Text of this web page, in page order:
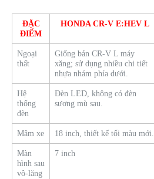
ĐẶC
ĐIỂM
HONDA CR-V E:HEV L
Ngoại
thất
Giống bản CR-V L máy
xăng; sử dụng nhiều chi tiết
nhựa nhám phía dưới.
Hệ
thống
đèn
Đèn LED, không có đèn
sương mù sau.
Mâm xe 18 inch, thiết kế tối màu mới.
Màn
hình sau
vô-lăng
7 inch